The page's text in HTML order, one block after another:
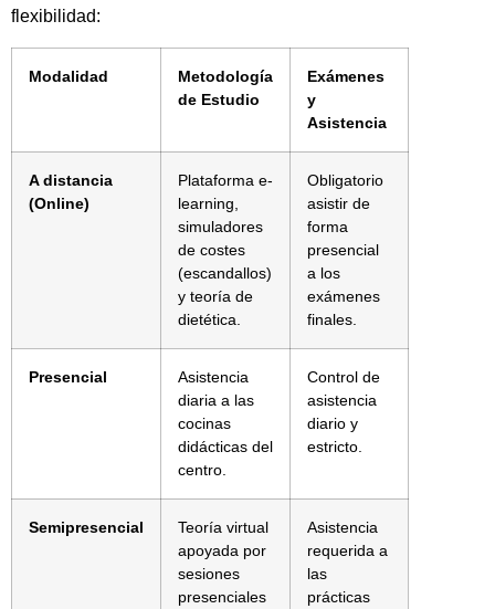
flexibilidad:
Modalidad
Metodología
de Estudio
Exámenes
y
Asistencia
A distancia
(Online)
Plataforma e-
learning,
simuladores
de costes
(escandallos)
y teoría de
dietética.
Obligatorio
asistir de
forma
presencial
a los
exámenes
finales.
Presencial
Asistencia
diaria a las
cocinas
didácticas del
centro.
Control de
asistencia
diario y
estricto.
Semipresencial
Teoría virtual
apoyada por
sesiones
presenciales
Asistencia
requerida a
las
prácticas